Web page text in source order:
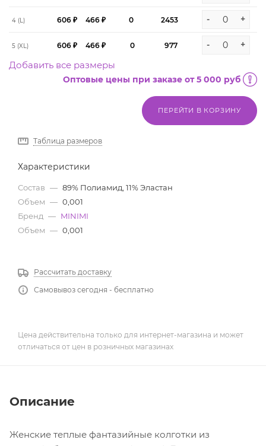
4 (L) 606 ₽ 466 ₽ 0 2453 - +
5 (XL) 606 ₽ 466 ₽ 0 977 - +
Добавить все размеры
Оптовые цены при заказе от 5 000 руб
ПЕРЕЙТИ В КОРЗИНУ
Таблица размеров
Характеристики
Состав — 89% Полиамид, 11% Эластан
Объем — 0,001
Бренд — MINIMI
Объем — 0,001
Рассчитать доставку
Самовывоз сегодня - бесплатно
Цена действительна только для интернет-магазина и может
отличаться от цен в розничных магазинах
Описание
Женские теплые фантазийные колготки из